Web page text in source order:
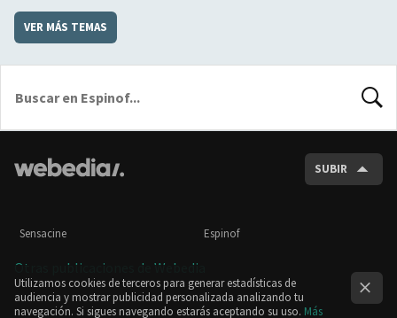
VER MÁS TEMAS
SUBIR
Sensacine Espinof
Otras publicaciones de Webedia
Utilizamos cookies de terceros para generar estadísticas de
audiencia y mostrar publicidad personalizada analizando tu
navegación. Si sigues navegando estarás aceptando su uso. Más